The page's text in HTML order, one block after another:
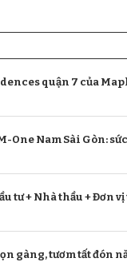
quận 7 của
One Nam Sài Gòn:
tư + Nhà thầu + Đơn vị
gàng, tươm tất đón